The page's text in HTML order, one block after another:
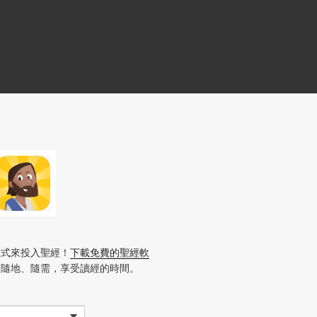
來投入聖經！ 下載免費的聖經軟
地、隨需，享受讀經的時間。